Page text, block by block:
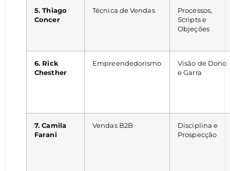
5. Thiago
Concer
Técnica de Vendas
Processos,
Scripts e
Objeções
6. Rick
Chesther
Empreendedorismo
Visão de Dono
e Garra
7. Camila
Farani
Vendas B2B
Disciplina e
Prospecção